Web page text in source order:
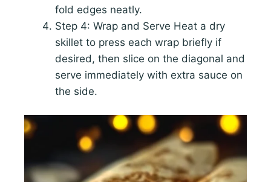
fold edges neatly.
Step 4: Wrap and Serve Heat a dry
skillet to press each wrap briefly if
desired, then slice on the diagonal and
serve immediately with extra sauce on
the side.